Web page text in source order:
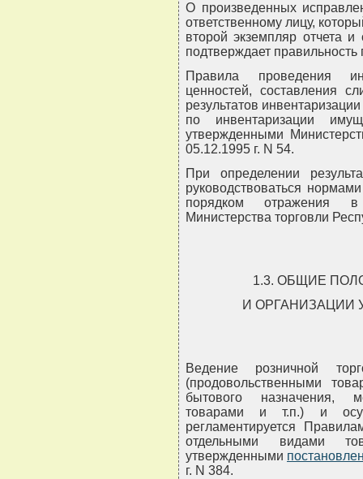
О произведенных
ответственному лицу,
второй экземпляр отчета
подтверждает
Правила проведения
ценностей, составления
результатов
по инвентаризации
утвержденными
05.12.1995 г. N 54.
При определении
руководствоваться
порядком отражения
Министерства торговли
1.3. ОБЩИЕ
И ОРГАНИЗАЦИИ
Ведение розничной
(продовольственными
бытового назначения,
товарами и т.п.) и
регламентируется
отдельными видами
утвержденными
г. N 384.